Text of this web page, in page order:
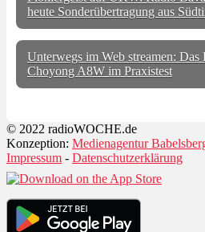
heute Sonderübertragung aus
Unterwegs im Web streamen: Das
Choyong A8W im Praxistest
© 2022 radioWOCHE.de
Konzeption: Medienagentur
Impressum - Datenschutzerklärung